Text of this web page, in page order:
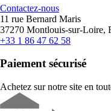
Contactez-nous
11 rue Bernard Maris
37270 Montlouis-sur-Loire,
+33 1 86 47 62 58
Paiement sécurisé
Achetez sur notre site en